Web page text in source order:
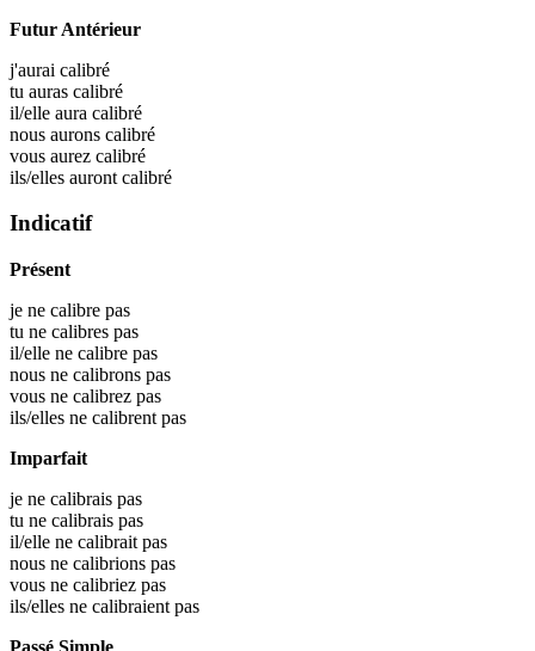
Futur Antérieur
j'aurai calibré
tu auras calibré
il/elle aura calibré
nous aurons calibré
vous aurez calibré
ils/elles auront calibré
Indicatif
Présent
je ne calibre pas
tu ne calibres pas
il/elle ne calibre pas
nous ne calibrons pas
vous ne calibrez pas
ils/elles ne calibrent pas
Imparfait
je ne calibrais pas
tu ne calibrais pas
il/elle ne calibrait pas
nous ne calibrions pas
vous ne calibriez pas
ils/elles ne calibraient pas
Passé Simple